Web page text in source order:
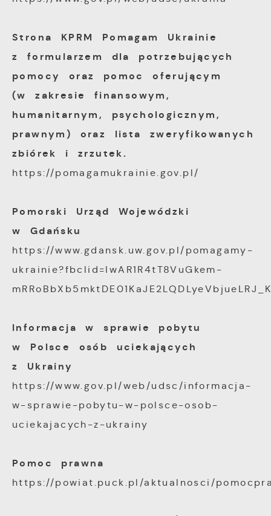
Strona KPRM Pomagam Ukrainie
z formularzem dla potrzebujących
pomocy oraz pomoc oferującym
(w zakresie finansowym,
humanitarnym, psychologicznym,
prawnym) oraz lista zweryfikowanych
zbiórek i zrzutek.
https://pomagamukrainie.gov.pl/
Pomorski Urząd Wojewódzki
w Gdańsku
https://www.gdansk.uw.gov.pl/pomagamy-
ukrainie?fbclid=IwAR1R4tT8VuGkem-
Informacja w sprawie pobytu
w Polsce osób uciekających
z Ukrainy
https://www.gov.pl/web/udsc/informacja-
w-sprawie-pobytu-w-polsce-osob-
uciekajacych-z-ukrainy
Pomoc prawna
https://powiat.puck.pl/aktualnosci/
pośredników prezentujących nasze treści w
wiadomości, ofert, komunikatów mediów
społecznościowych.